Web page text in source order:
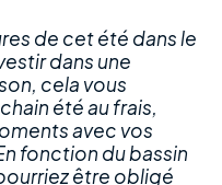
de cet été dans le
dans une
cela vous
été au frais,
avec vos
fonction du bassin
être obligé